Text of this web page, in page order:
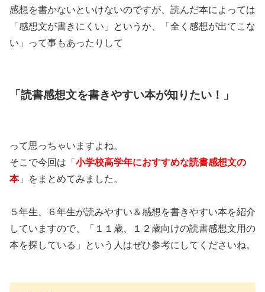
感想を書かないといけないのですが、読んだ本によっては
「感想文が書きにくい」というか、「全く感想が出てこな
い」って事もあったりして
「読書感想文を書きやすい本が知りたい！」
って思っちゃいますよね。
そこで今回は「小学校高学年におすすめな読書感想文の
本」をまとめてみました。
５年生、６年生が読みやすい＆感想を書きやすい本を紹介
していますので、「１１歳、１２歳向けの読書感想文用の
本を探している」という人はぜひ参考にしてくださいね。